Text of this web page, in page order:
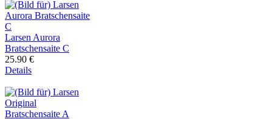
Larsen Aurora
Bratschensaite C
25.90 €
Details